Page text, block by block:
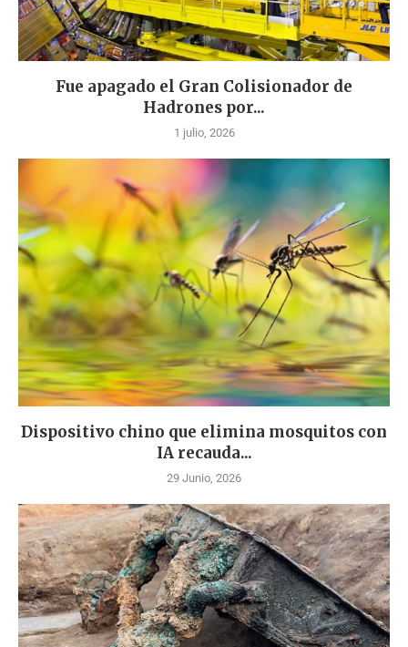
Fue apagado el Gran Colisionador de
Hadrones por...
1 julio, 2026
Dispositivo chino que elimina mosquitos con
IA recauda...
29 Junio, 2026